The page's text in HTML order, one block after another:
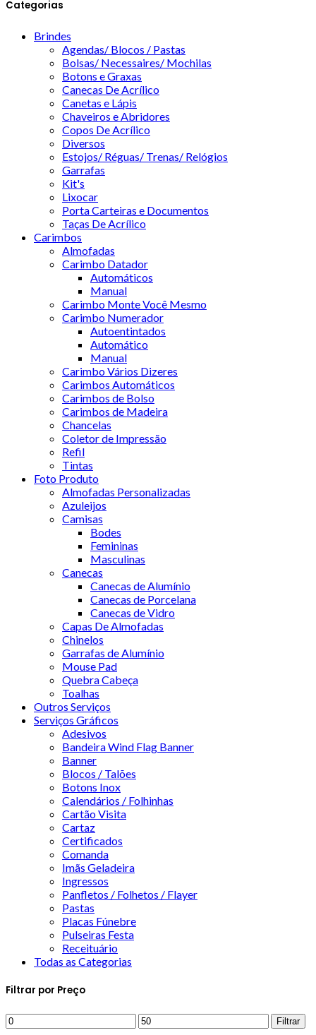
Categorias
Brindes
Agendas/ Blocos / Pastas
Bolsas/ Necessaires/ Mochilas
Botons e Graxas
Canecas De Acrílico
Canetas e Lápis
Chaveiros e Abridores
Copos De Acrílico
Diversos
Estojos/ Réguas/ Trenas/ Relógios
Garrafas
Kit's
Lixocar
Porta Carteiras e Documentos
Taças De Acrílico
Carimbos
Almofadas
Carimbo Datador
Automáticos
Manual
Carimbo Monte Você Mesmo
Carimbo Numerador
Autoentintados
Automático
Manual
Carimbo Vários Dizeres
Carimbos Automáticos
Carimbos de Bolso
Carimbos de Madeira
Chancelas
Coletor de Impressão
Refil
Tintas
Foto Produto
Almofadas Personalizadas
Azuleijos
Camisas
Bodes
Femininas
Masculinas
Canecas
Canecas de Alumínio
Canecas de Porcelana
Canecas de Vidro
Capas De Almofadas
Chinelos
Garrafas de Alumínio
Mouse Pad
Quebra Cabeça
Toalhas
Outros Serviços
Serviços Gráficos
Adesivos
Bandeira Wind Flag Banner
Banner
Blocos / Talões
Botons Inox
Calendários / Folhinhas
Cartão Visita
Cartaz
Certificados
Comanda
Imãs Geladeira
Ingressos
Panfletos / Folhetos / Flayer
Pastas
Placas Fúnebre
Pulseiras Festa
Receituário
Todas as Categorias
Filtrar por Preço
Filtrar